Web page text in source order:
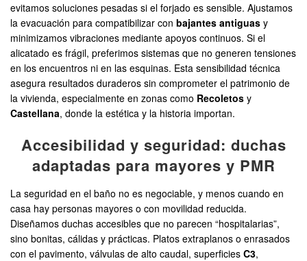
evitamos soluciones pesadas si el forjado es sensible. Ajustamos
la evacuación para compatibilizar con bajantes antiguas y
minimizamos vibraciones mediante apoyos continuos. Si el
alicatado es frágil, preferimos sistemas que no generen tensiones
en los encuentros ni en las esquinas. Esta sensibilidad técnica
asegura resultados duraderos sin comprometer el patrimonio de
la vivienda, especialmente en zonas como Recoletos y
Castellana, donde la estética y la historia importan.
Accesibilidad y seguridad: duchas
adaptadas para mayores y PMR
La seguridad en el baño no es negociable, y menos cuando en
casa hay personas mayores o con movilidad reducida.
Diseñamos duchas accesibles que no parecen “hospitalarias”,
sino bonitas, cálidas y prácticas. Platos extraplanos o enrasados
con el pavimento, válvulas de alto caudal, superficies C3,